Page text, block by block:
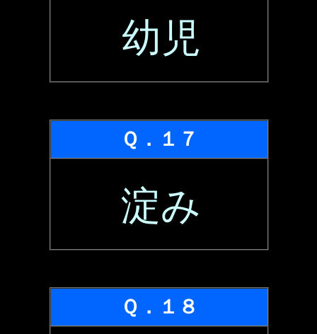
幼児
Ｑ．１７
淀み
Ｑ．１８